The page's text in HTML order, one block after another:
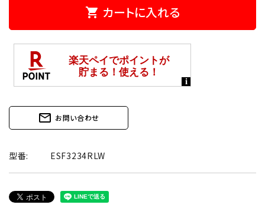
shopping_cart カートに入れる
mail_outline お問い合わせ
型番: ESF3234RLW